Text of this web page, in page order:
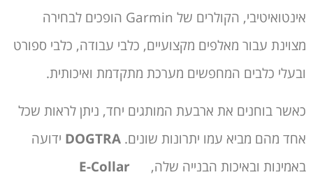
אינטואיטיבי, הקולרים של Garmin הופכים לבחירה
מצוינת עבור מאלפים מקצועיים, כלבי עבודה, כלבי ספורט
ובעלי כלבים המחפשים מערכת מתקדמת ואיכותית.
כאשר בוחנים את ארבעת המותגים יחד, ניתן לראות שכל
אחד מהם מביא עמו יתרונות שונים.DOGTRAידועה
באמינות ובאיכות הבנייה שלה,
E-Collar